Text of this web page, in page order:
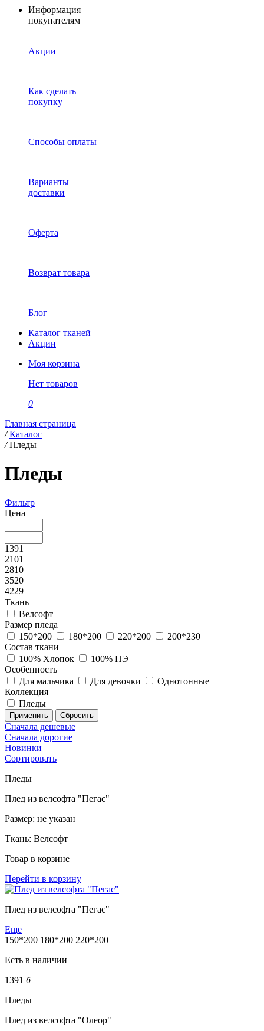
Информация
покупателям
Акции
Как сделать
покупку
Способы оплаты
Варианты
доставки
Оферта
Возврат товара
Блог
Каталог тканей
Акции
Моя корзина
Нет товаров
0
Главная страница
/ Каталог
/ Пледы
Пледы
Фильтр
Цена
1391
2101
2810
3520
4229
Ткань
Велсофт
Размер пледа
150*200
180*200 220*200
200*230
Состав ткани
100% Хлопок
100% ПЭ
Особенность
Для мальчика
Для девочки
Однотонные
Коллекция
Пледы
Сначала дешевые
Сначала дорогие
Новинки
Сортировать
Пледы
Плед из велсофта "Пегас"
Размер: не указан
Ткань: Велсофт
Товар в корзине
Перейти в корзину
Плед из велсофта "Пегас"
Еще
150*200 180*200 220*200
Есть в наличии
1391 б
Пледы
Плед из велсофта "Олеор"